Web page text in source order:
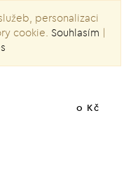
personalizaci
cookie. Souhlasím |
0 Kč